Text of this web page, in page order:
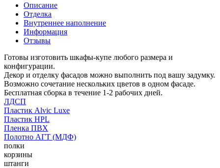
Описание
Отделка
Внутреннее наполнение
Информация
Отзывы
Готовы изготовить шкафы-купе любого размера и
конфигурации.
Декор и отделку фасадов можно выполнить под вашу задумку.
Возможно сочетание нескольких цветов в одном фасаде.
Бесплатная сборка в течение 1-2 рабочих дней.
ЛДСП
Пластик Alvic Luxe
Пластик HPL
Пленка ПВХ
Полотно АГТ (МДФ)
полки
корзины
штанги